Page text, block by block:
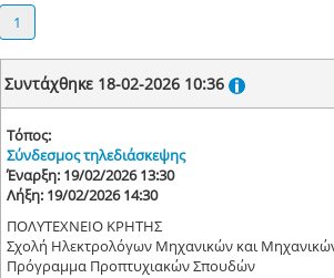
1
Συντάχθηκε 18-02-2026 10:36
Τόπος:
Σύνδεσμος τηλεδιάσκεψης
Έναρξη: 19/02/2026 13:30
Λήξη: 19/02/2026 14:30
ΠΟΛΥΤΕΧΝΕΙΟ ΚΡΗΤΗΣ
Σχολή Ηλεκτρολόγων Μηχανικών και
Πρόγραμμα Προπτυχιακών Σπουδών